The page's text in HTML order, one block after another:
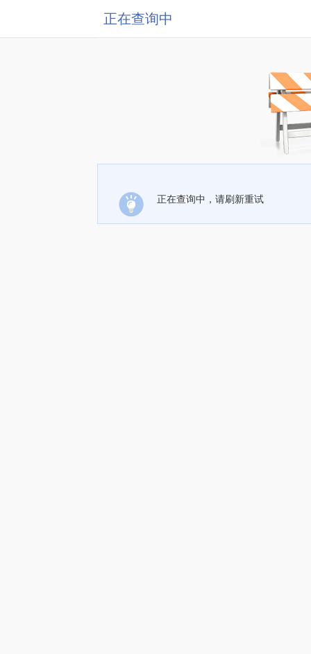
正在查询中
正在查询中，请刷新重试